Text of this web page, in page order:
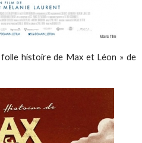
histoire de Max et Léon » de